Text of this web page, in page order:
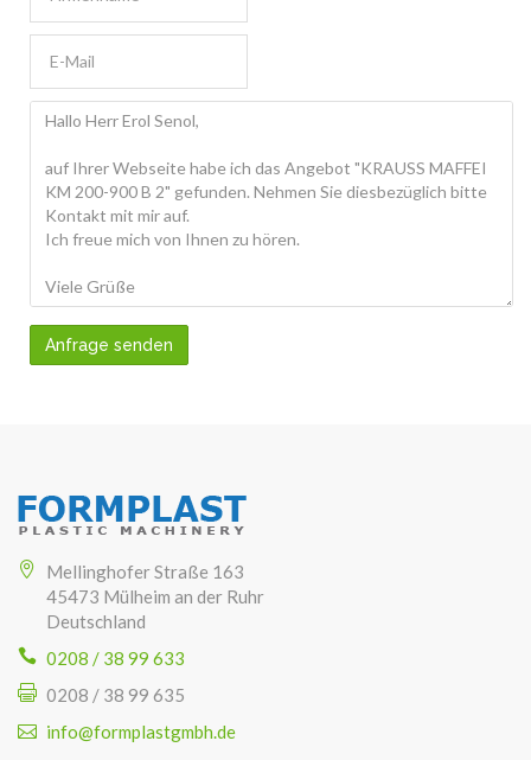
Anfrage senden
Mellinghofer Straße 163
45473 Mülheim an der Ruhr
Deutschland
0208 / 38 99 633
0208 / 38 99 635
info@formplastgmbh.de